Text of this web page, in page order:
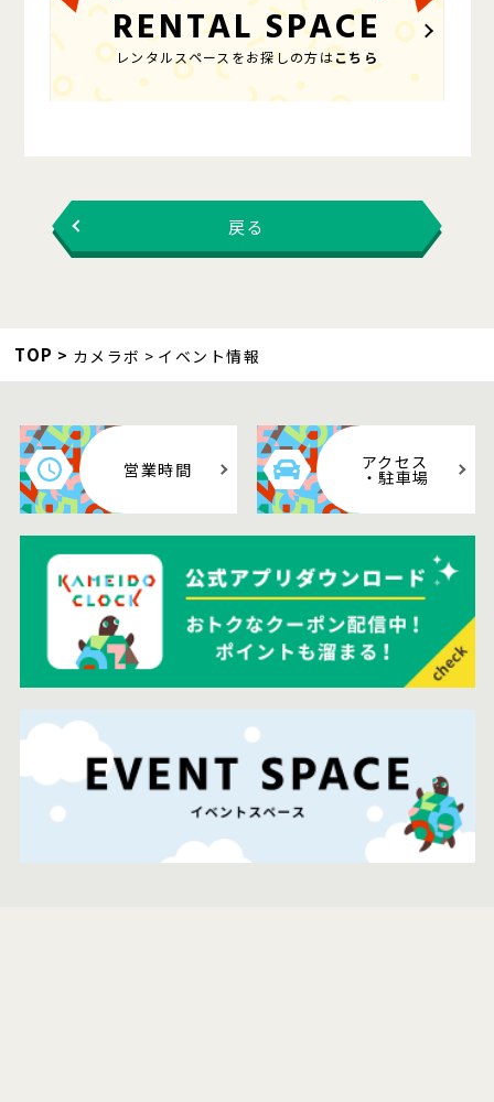
RENTAL SPACE
レンタルスペースをお探しの方はこちら
戻る
TOP カメラボ イベント情報
営業時間 アクセス
・駐車場